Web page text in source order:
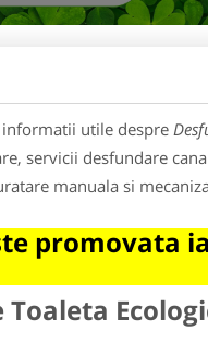
utile despre
servicii desfundare
manuala si
promovata